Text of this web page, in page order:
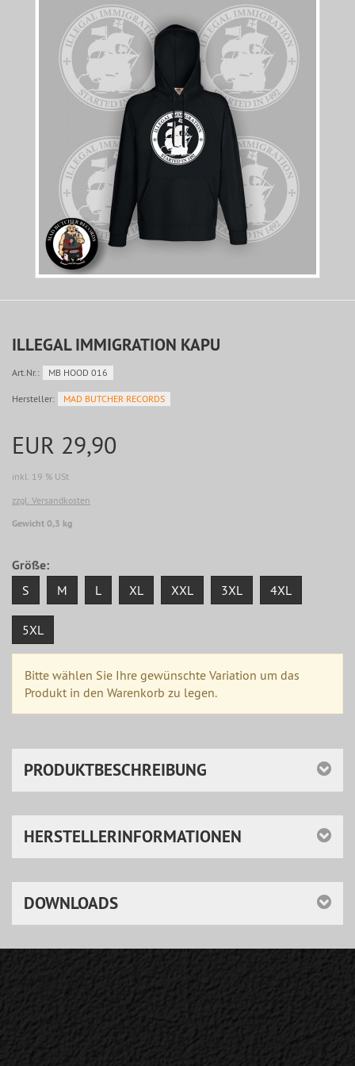
ILLEGAL IMMIGRATION KAPU
Art.Nr.: MB HOOD 016
Hersteller: MAD BUTCHER RECORDS
EUR 29,90
inkl. 19 % USt
zzgl. Versandkosten
Gewicht 0,3 kg
Größe:
S M L XL XXL 3XL 4XL
5XL
Bitte wählen Sie Ihre gewünschte Variation um das
Produkt in den Warenkorb zu legen.
PRODUKTBESCHREIBUNG
HERSTELLERINFORMATIONEN
DOWNLOADS